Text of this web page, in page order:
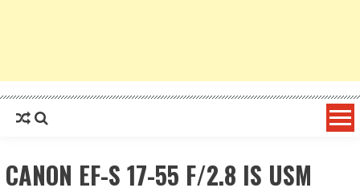
CANON EF-S 17-55 F/2.8 IS USM